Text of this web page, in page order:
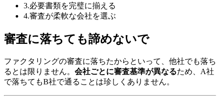
3.必要書類を完璧に揃える
4.審査が柔軟な会社を選ぶ
審査に落ちても諦めないで
ファクタリングの審査に落ちたからといって、他社でも落ち
るとは限りません。 会社ごとに審査基準が異なるため、A社
で落ちてもB社で通ることは珍しくありません。